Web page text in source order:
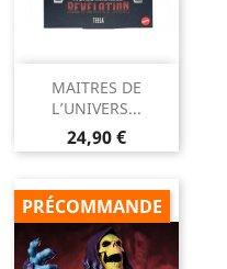
MAITRES DE
L’UNIVERS...
Prix
24,90 €
PRÉCOMMANDE